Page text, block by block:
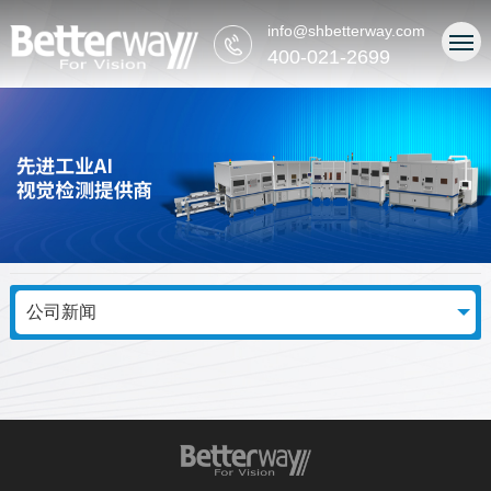
info@shbetterway.com
400-021-2699
公司新闻